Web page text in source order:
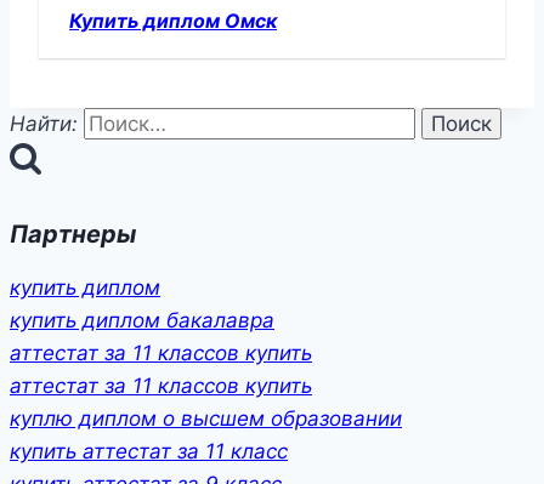
Купить диплом Омск
Найти:
Партнеры
купить диплом
купить диплом бакалавра
аттестат за 11 классов купить
аттестат за 11 классов купить
куплю диплом о высшем образовании
купить аттестат за 11 класс